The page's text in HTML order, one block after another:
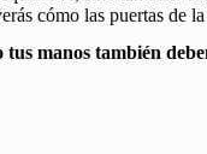
cómo las puertas de
manos también